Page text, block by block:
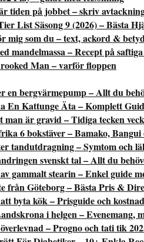
tiden på jobbet – skriv
List Säsong 9 (2026) – Bästa
mig som du – text, ackord &
mandelmassa – Recept på
Man – varför floppen
en bergvärmepump – Allt du
En Kattunge Äta – Komplett
man är gravid – Tidiga tecken
6 bokstäver – Bamako, Bangui
tandutdragning – Symtom och
svenskt tal – Allt du
gammalt stearin – Enkel guide
från Göteborg – Bästa Pris &
byta kök – Prisguide och
i helgen – Evenemang,
– Progno och tati tik